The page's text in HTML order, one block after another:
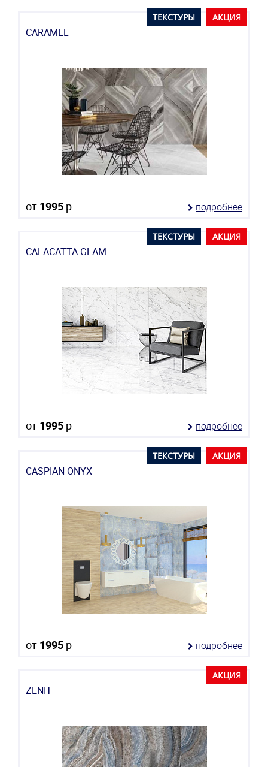
ТЕКСТУРЫ АКЦИЯ
CARAMEL
от 1995 р подробнее
ТЕКСТУРЫ АКЦИЯ
CALACATTA GLAM
от 1995 р подробнее
ТЕКСТУРЫ АКЦИЯ
CASPIAN ONYX
от 1995 р подробнее
АКЦИЯ
ZENIT